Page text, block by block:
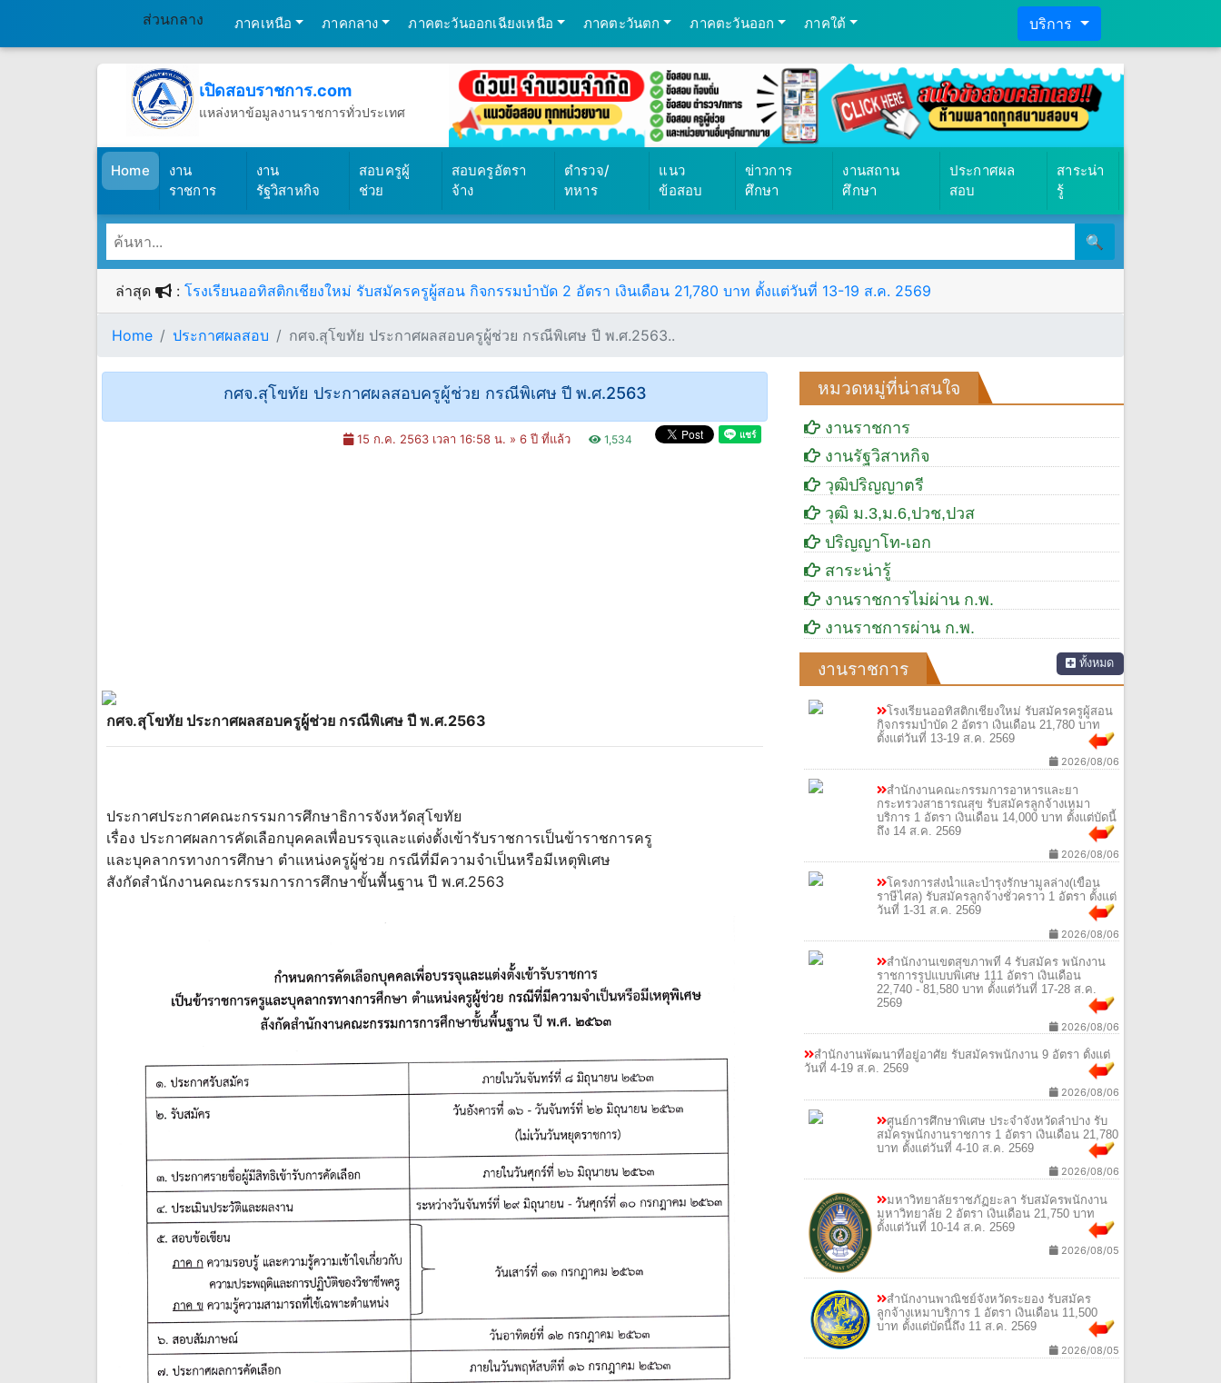
ส่วนกลาง ภาคเหนือ ภาคกลาง ภาคตะวันออกเฉียงเหนือ ภาคตะวันตก ภาคตะวันออก ภาคใต้ บริการ
เปิดสอบราชการ.com
แหล่งหาข้อมูลงานราชการทั่วประเทศ
Home(เปิดสอบราชการ)
งาน
ราชการ
งาน
รัฐวิสาหกิจ
สอบครูผู้
ช่วย
สอบครูอัตรา
จ้าง
ตำรวจ/
ทหาร
แนว
ข้อสอบ
ข่าวการ
ศึกษา
งานสถาน
ศึกษา
ประกาศผล
สอบ
สาระน่า
รู้
🔍
ล่าสุด : โรงเรียนออทิสติกเชียงใหม่ รับสมัครครูผู้สอน กิจกรรมบำบัด 2 อัตรา เงินเดือน 21,780 บาท ตั้งแต่วันที่ 13-19 ส.ค. 2569
Home ประกาศผลสอบ กศจ.สุโขทัย ประกาศผลสอบครูผู้ช่วย กรณีพิเศษ ปี พ.ศ.2563..
กศจ.สุโขทัย ประกาศผลสอบครูผู้ช่วย กรณีพิเศษ ปี พ.ศ.2563
15 ก.ค. 2563 เวลา 16:58 น. »6 ปี ที่แล้ว 1,534
กศจ.สุโขทัย ประกาศผลสอบครูผู้ช่วย กรณีพิเศษ ปี พ.ศ.2563
ประกาศประกาศคณะกรรมการศึกษาธิการจังหวัดสุโขทัย
เรื่อง ประกาศผลการคัดเลือกบุคคลเพื่อบรรจุและแต่งตั้งเข้ารับราชการเป็นข้าราชการครู
และบุคลากรทางการศึกษา ตำแหน่งครูผู้ช่วย กรณีที่มีความจำเป็นหรือมีเหตุพิเศษ
สังกัดสำนักงานคณะกรรมการการศึกษาขั้นพื้นฐาน ปี พ.ศ.2563
หมวดหมู่ที่น่าสนใจ
งานราชการ
งานรัฐวิสาหกิจ
วุฒิปริญญาตรี
วุฒิ ม.3,ม.6,ปวช,ปวส
ปริญญาโท-เอก
สาระน่ารู้
งานราชการไม่ผ่าน ก.พ.
งานราชการผ่าน ก.พ.
งานราชการ ทั้งหมด
โรงเรียนออทิสติกเชียงใหม่ รับสมัครครูผู้สอน
กิจกรรมบำบัด 2 อัตรา เงินเดือน 21,780 บาท
ตั้งแต่วันที่ 13-19 ส.ค. 2569
2026/08/06
สำนักงานคณะกรรมการอาหารและยา
กระทรวงสาธารณสุข รับสมัครลูกจ้างเหมา
บริการ 1 อัตรา เงินเดือน 14,000 บาท ตั้งแต่บัดนี้
ถึง 14 ส.ค. 2569
2026/08/06
โครงการส่งน้ำและบำรุงรักษามูลล่าง(เขื่อน
ราษีไศล) รับสมัครลูกจ้างชั่วคราว 1 อัตรา ตั้งแต่
วันที่ 1-31 ส.ค. 2569
2026/08/06
สำนักงานเขตสุขภาพที่ 4 รับสมัคร พนักงาน
ราชการรูปแบบพิเศษ 111 อัตรา เงินเดือน
22,740 - 81,580 บาท ตั้งแต่วันที่ 17-28 ส.ค.
2569
2026/08/06
สำนักงานพัฒนาที่อยู่อาศัย รับสมัครพนักงาน
9 อัตรา ตั้งแต่วันที่ 4-19 ส.ค. 2569
2026/08/06
ศูนย์การศึกษาพิเศษ ประจำจังหวัดลำปาง รับ
สมัครพนักงานราชการ 1 อัตรา เงินเดือน 21,780
2026/08/06
มหาวิทยาลัยราชภัฏยะลา รับสมัครพนักงาน
มหาวิทยาลัย 2 อัตรา เงินเดือน 21,750 บาท
สำนักงานพาณิชย์จังหวัดระยอง รับสมัคร
ลูกจ้างเหมาบริการ 1 อัตรา เงินเดือน 11,500
2026/08/05